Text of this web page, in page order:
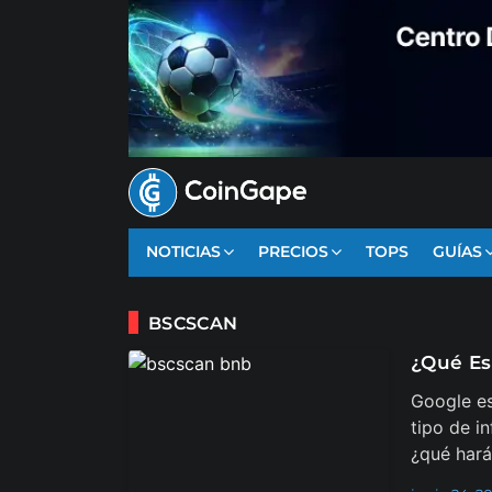
NOTICIAS PRECIOS TOPS GUÍAS
BSCSCAN
¿Qué
Google
tipo de
¿qué